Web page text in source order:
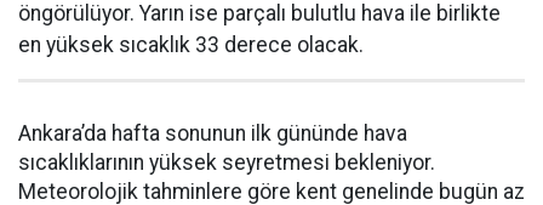
öngörülüyor. Yarın ise parçalı bulutlu hava ile birlikte
en yüksek sıcaklık 33 derece olacak.
Ankara’da hafta sonunun ilk gününde hava
sıcaklıklarının yüksek seyretmesi bekleniyor.
Meteorolojik tahminlere göre kent genelinde bugün az